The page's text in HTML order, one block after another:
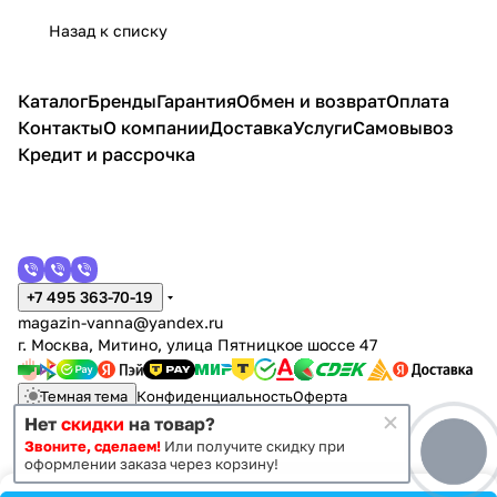
напо
Дуб
Торт
уга
напо
Белы
й
каме
40х40,
дуб
орегон
иной
дуб
золот
ой
Элег
анс
/дуб
эльве
три
ящик
арный
орех
ящика
, 1
Назад к списку
КаталогБрендыГарантияОбмен и возвратОплата
КонтактыО компанииДоставкаУслугиСамовывоз
Кредит и рассрочка
+7 495 363-70-19
magazin-vanna@yandex.ru
г. Москва, Митино, улица Пятницкое шоссе 47
Темная тема КонфиденциальностьОферта
© 2011 - 2026 Vanna-vanna.ru
Нет скидки на товар?
Звоните, сделаем! Или получите скидку при
оформлении заказа через корзину!